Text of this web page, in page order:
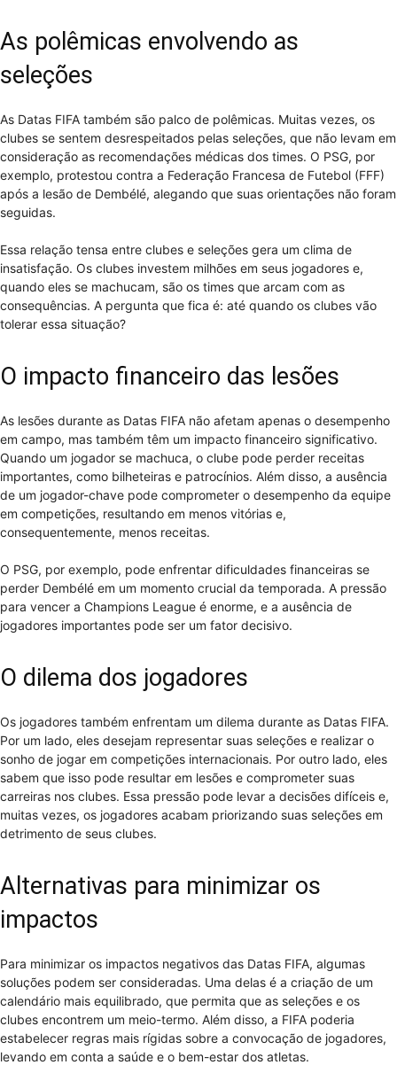
As polêmicas envolvendo as
seleções
As Datas FIFA também são palco de polêmicas. Muitas vezes, os
clubes se sentem desrespeitados pelas seleções, que não levam em
consideração as recomendações médicas dos times. O PSG, por
exemplo, protestou contra a Federação Francesa de Futebol (FFF)
após a lesão de Dembélé, alegando que suas orientações não foram
seguidas.
Essa relação tensa entre clubes e seleções gera um clima de
insatisfação. Os clubes investem milhões em seus jogadores e,
quando eles se machucam, são os times que arcam com as
consequências. A pergunta que fica é: até quando os clubes vão
tolerar essa situação?
O impacto financeiro das lesões
As lesões durante as Datas FIFA não afetam apenas o desempenho
em campo, mas também têm um impacto financeiro significativo.
Quando um jogador se machuca, o clube pode perder receitas
importantes, como bilheteiras e patrocínios. Além disso, a ausência
de um jogador-chave pode comprometer o desempenho da equipe
em competições, resultando em menos vitórias e,
consequentemente, menos receitas.
O PSG, por exemplo, pode enfrentar dificuldades financeiras se
perder Dembélé em um momento crucial da temporada. A pressão
para vencer a Champions League é enorme, e a ausência de
jogadores importantes pode ser um fator decisivo.
O dilema dos jogadores
Os jogadores também enfrentam um dilema durante as Datas FIFA.
Por um lado, eles desejam representar suas seleções e realizar o
sonho de jogar em competições internacionais. Por outro lado, eles
sabem que isso pode resultar em lesões e comprometer suas
carreiras nos clubes. Essa pressão pode levar a decisões difíceis e,
muitas vezes, os jogadores acabam priorizando suas seleções em
detrimento de seus clubes.
Alternativas para minimizar os
impactos
Para minimizar os impactos negativos das Datas FIFA, algumas
soluções podem ser consideradas. Uma delas é a criação de um
calendário mais equilibrado, que permita que as seleções e os
clubes encontrem um meio-termo. Além disso, a FIFA poderia
estabelecer regras mais rígidas sobre a convocação de jogadores,
levando em conta a saúde e o bem-estar dos atletas.